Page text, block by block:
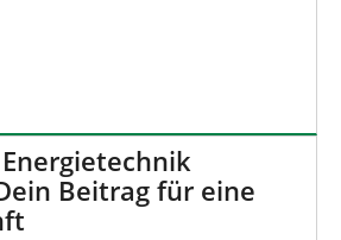
Beitrag für eine